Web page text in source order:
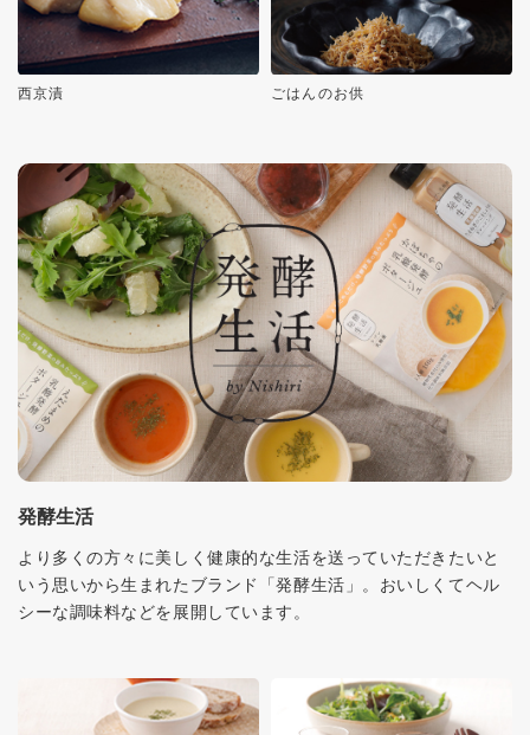
西京漬 ごはんのお供
発酵生活
より多くの方々に美しく健康的な生活を送っていただきたいと
いう思いから生まれたブランド「発酵生活」。おいしくてヘル
シーな調味料などを展開しています。